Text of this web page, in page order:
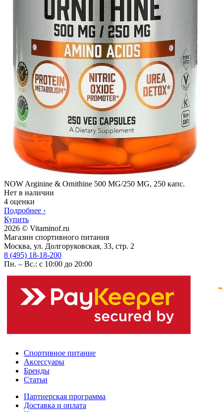
NOW Arginine & Ornithine 500 MG/250 MG, 250 капс.
Нет в наличии
4 оценки
Подробнее ›
Купить
2026 © Vitaminof.ru
Магазин спортивного питания
Москва, ул. Долгоруковская, 33, стр. 2
8 (495) 18-18-200
Пн. – Вс.: с 10:00 до 20:00
Спортивное питание
Аксессуары
Бренды
Статьи
Партнерская программа
Доставка и оплата